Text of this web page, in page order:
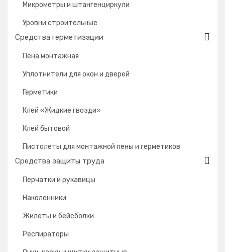
Микрометры и штангенциркули
Уровни строительные
Средства герметизации
Пена монтажная
Уплотнители для окон и дверей
Герметики
Клей «Жидкие гвозди»
Клей бытовой
Пистолеты для монтажной пены и герметиков
Средства защиты труда
Перчатки и рукавицы
Наколенники
Жилеты и бейсболки
Респираторы